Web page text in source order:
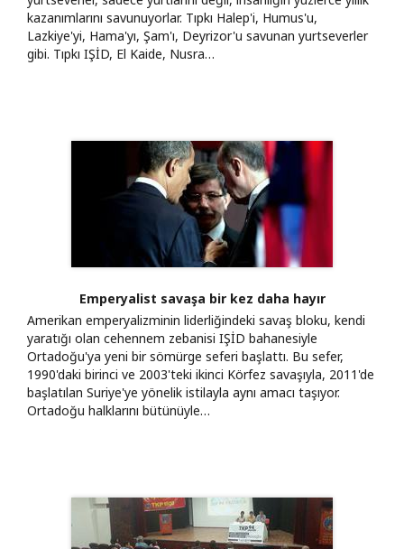
kazanımlarını savunuyorlar. Tıpkı Halep'i, Humus'u,
Lazkiye'yi, Hama'yı, Şam'ı, Deyrizor'u savunan yurtseverler
gibi. Tıpkı IŞİD, El Kaide, Nusra…
Emperyalist savaşa bir kez daha hayır
Amerikan emperyalizminin liderliğindeki savaş bloku, kendi
yaratığı olan cehennem zebanisi IŞİD bahanesiyle
Ortadoğu'ya yeni bir sömürge seferi başlattı. Bu sefer,
1990'daki birinci ve 2003'teki ikinci Körfez savaşıyla, 2011'de
başlatılan Suriye'ye yönelik istilayla aynı amacı taşıyor.
Ortadoğu halklarını bütünüyle…